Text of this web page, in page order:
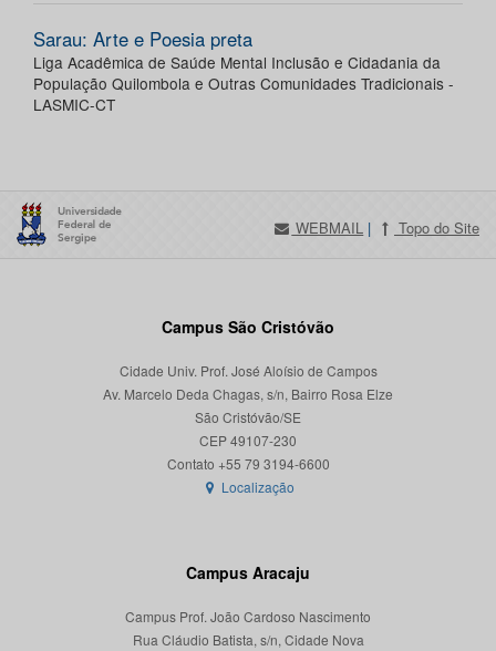
Sarau: Arte e Poesia preta
Liga Acadêmica de Saúde Mental Inclusão e Cidadania da
População Quilombola e Outras Comunidades Tradicionais -
LASMIC-CT
WEBMAIL | Topo do Site
Campus São Cristóvão
Cidade Univ. Prof. José Aloísio de Campos
Av. Marcelo Deda Chagas, s/n, Bairro Rosa Elze
São Cristóvão/SE
CEP 49107-230
Localização
Campus Aracaju
Campus Prof. João Cardoso Nascimento
Rua Cláudio Batista, s/n, Cidade Nova